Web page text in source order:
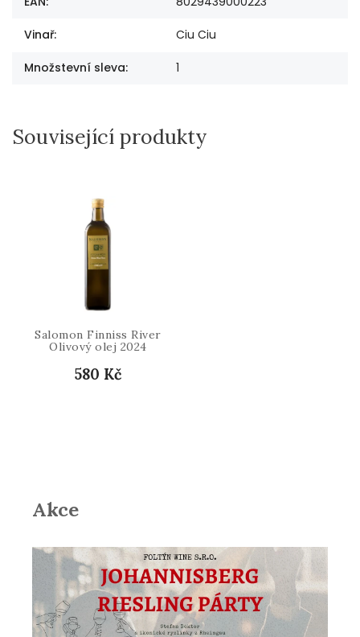
Vinař: Ciu Ciu
Množstevní sleva: 1
Související produkty
Salomon Finniss River
Olivový olej 2024
580 Kč
Akce